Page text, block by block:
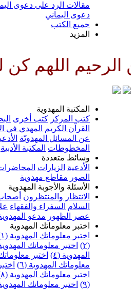
الرد على دعوى اليماني محاضرات
كن لوليك
المهدوية
كتب أخرى البحوث والمقالات
المهدي في الأحاديث أجوبة
المسائل المهدويّة الأدعية والزيارات
المكتبة الأدبية دعوى اليماني
متعددة
الزيارات المحاضرات المراثي
مقاطع مهدوية
والأجوبة المهدوية
والمنتظرون أصحاب الإمام
السفراء والفقهاء علامات الظهور
مدعو المهدوية متفرقة جميع
معلوماتك المهدوية
معلوماتك المهدوية (١)
اختبر
اختبر معلوماتك المهدوية (٣)
اختبر
اختبر معلوماتك المهدوية (٥)
المهدوية (٦)
اختبر معلوماتك
معلوماتك المهدوية (٨)
اختبر
اختبر معلوماتك المهدوية (١٠)
اختبر